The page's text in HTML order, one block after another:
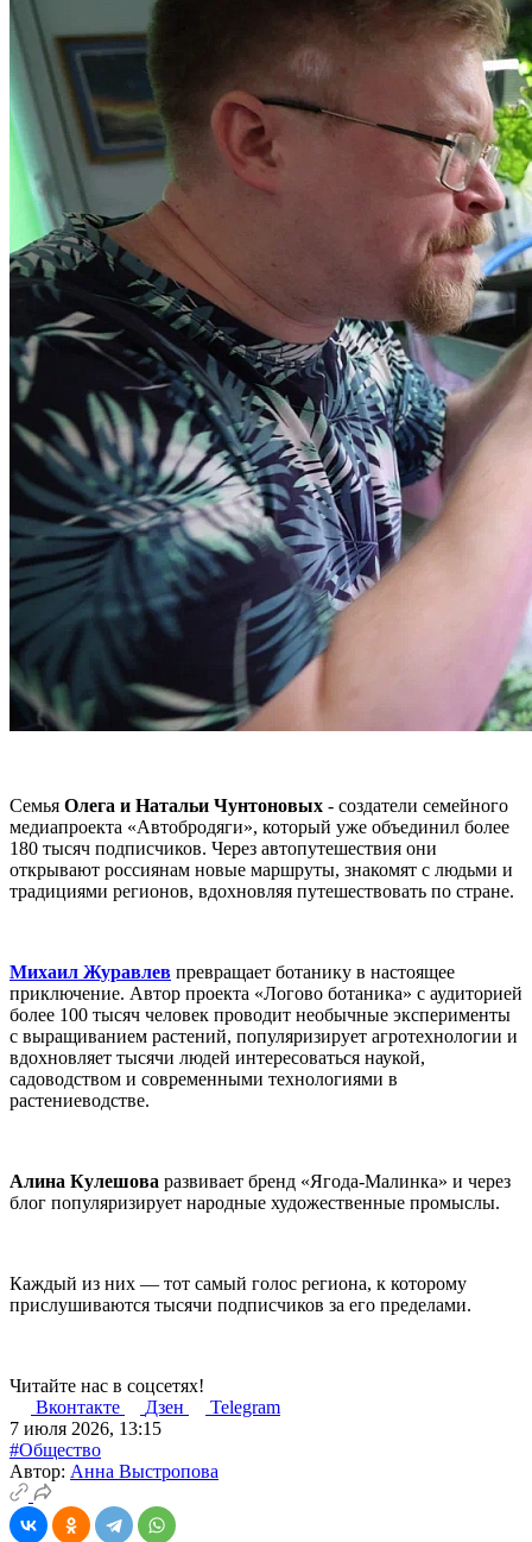
Семья Олега и Натальи Чунтоновых - создатели семейного
медиапроекта «Автобродяги», который уже объединил более
180 тысяч подписчиков. Через автопутешествия они
открывают россиянам новые маршруты, знакомят с людьми и
традициями регионов, вдохновляя путешествовать по стране.
Михаил Журавлев превращает ботанику в настоящее
приключение. Автор проекта «Логово ботаника» с аудиторией
более 100 тысяч человек проводит необычные эксперименты
с выращиванием растений, популяризирует агротехнологии и
вдохновляет тысячи людей интересоваться наукой,
садоводством и современными технологиями в
растениеводстве.
Алина Кулешова развивает бренд «Ягода-Малинка» и через
блог популяризирует народные художественные промыслы.
Каждый из них — тот самый голос региона, к которому
прислушиваются тысячи подписчиков за его пределами.
Читайте нас в соцсетях!
Вконтакте
Дзен
Telegram
7 июля 2026, 13:15
#Общество
Автор: Анна Выстропова